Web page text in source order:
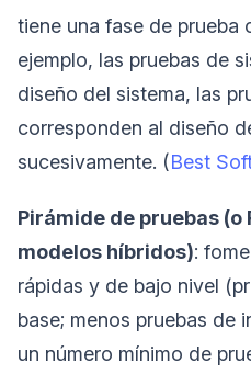
tiene una fase de prueba
ejemplo, las pruebas de
diseño del sistema, las
corresponden al diseño
sucesivamente. (Best
Pirámide de pruebas (o
modelos híbridos):
rápidas y de bajo nivel
base; menos pruebas de
un número mínimo de